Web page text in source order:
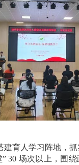
建育人学习阵地，抓
30 场次以上，围